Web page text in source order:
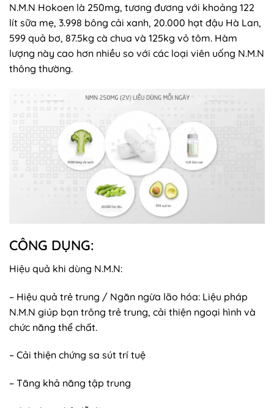
N.M.N Hokoen là 250mg, tương đương với khoảng 122
lít sữa mẹ, 3.998 bông cải xanh, 20.000 hạt đậu Hà Lan,
599 quả bơ, 87.5kg cà chua và 125kg vỏ tôm. Hàm
lượng này cao hơn nhiều so với các loại viên uống N.M.N
thông thường.
CÔNG DỤNG:
Hiệu quả khi dùng N.M.N:
– Hiệu quả trẻ trung / Ngăn ngừa lão hóa: Liệu pháp
N.M.N giúp bạn trông trẻ trung, cải thiện ngoại hình và
chức năng thể chất.
– Cải thiện chứng sa sút trí tuệ
– Tăng khả năng tập trung